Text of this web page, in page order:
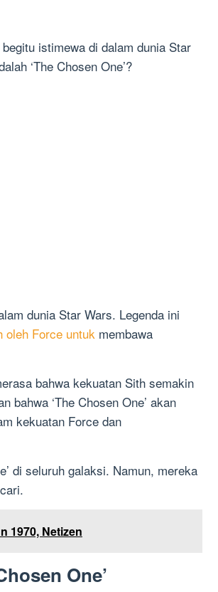
istimewa di dalam dunia Star
‘The Chosen One’?
dunia Star Wars. Legenda ini
oleh Force untuk membawa
bahwa kekuatan Sith semakin
bahwa ‘The Chosen One’ akan
kekuatan Force dan
di seluruh galaksi. Namun, mereka
1970, Netizen
One’